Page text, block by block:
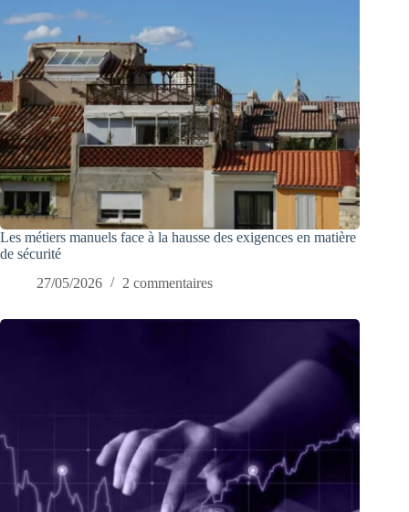
Les métiers manuels face à la hausse des exigences en matière
de sécurité
27/05/2026
2 commentaires